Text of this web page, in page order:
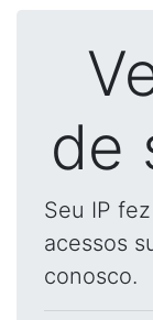
de
Seu IP
acessos
conosco.